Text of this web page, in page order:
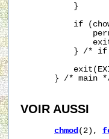
           }
if
} /* if
} /* main
VOIR AUSSI
chmod (2),